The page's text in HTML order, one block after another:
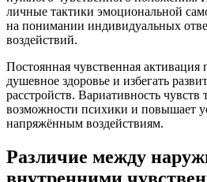
личные тактики эмоциональной
на понимании индивидуальных
воздействий.
Постоянная чувственная активация
душевное здоровье и избегать
расстройств. Вариативность
возможности психики и повышает
напряжённым воздействиям.
Различие между